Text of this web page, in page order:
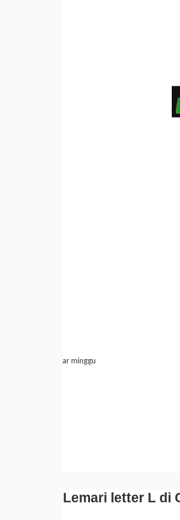
Lemari letter L di